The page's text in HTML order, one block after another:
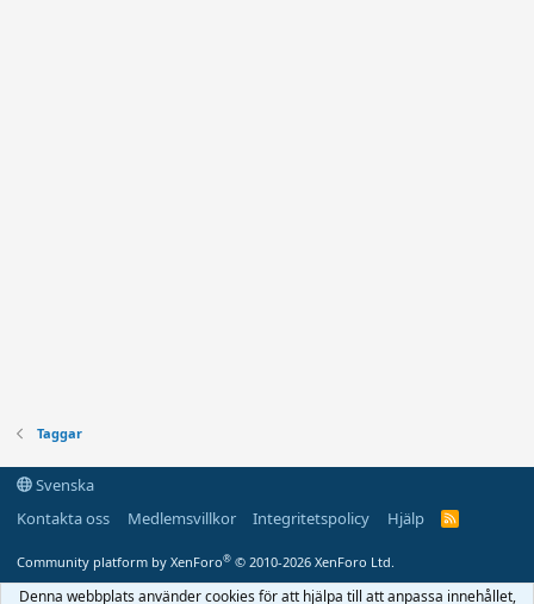
Taggar
Svenska
Kontakta oss
Medlemsvillkor Integritetspolicy Hjälp
R
S
Community platform by XenForo® © 2010-2026 XenForo Ltd.
Denna webbplats använder cookies för att hjälpa till att anpassa innehållet,